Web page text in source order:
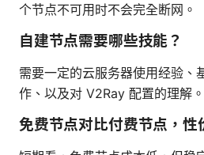
个节点不可用时不会完全断网。
自建节点需要哪些技能？
需要一定的云服务器使用经验、
作、以及对 V2Ray 配置的理解。
免费节点对比付费节点，性